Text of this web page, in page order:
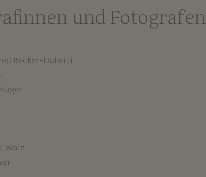
und Fotografen
Becker-Huberti
Walz